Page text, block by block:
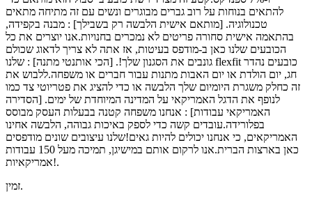
להתאים בנוחות על רוב גברים מבוגרים ונשים עם זה מתיחה מתאים
טכנולוגיה. [מותאם אישית הלבשה רק בשבילך] : מבנה בקפידה,
בהתאמה אישית סחורה פריטים לא נמכרים בחנויות.אנו יוצרים את כל
הכובעים שלנו כאן ב-מודפס בעיטות, אז אתה לא צריך לדאוג שכולם
גונבים את הסגנון שלך!. [הכי אותנטי מתנה] : שלנו flexfit כובעים נהדר
חג, יום הולדת או יום האבות מתנות עבור חברים או משפחה.ללבוש את
זה כחלק משגרת היומיום שלך הלבשה או כדי להציג את פטריוטי צד כמו
לנופף את הדגל האמריקאי על המדינה המיוחדת של ימים. [הסדירה
האמריקאי עבודות] : אנחנו משפחה קטנה בבעלות העסק מבוסס
בפלורידה.עובדים קשה כדי לספק באיכות גבוהה, הלבשה אחינו
האמריקאים, כי אנחנו יכולים להיות גאים!שלנו עיצובים שונים מודפסים
כאן בארצות הברית.אנו לרקום אותם במישיגן, תמיכה מעל 150 עבודות
אמריקאיות!.
זמין.